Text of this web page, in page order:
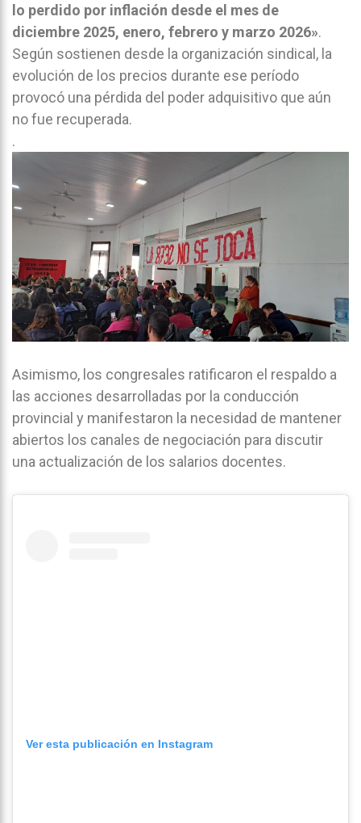
lo perdido por inflación desde el mes de
diciembre 2025, enero, febrero y marzo 2026».
Según sostienen desde la organización sindical, la
evolución de los precios durante ese período
provocó una pérdida del poder adquisitivo que aún
no fue recuperada.
.
Asimismo, los congresales ratificaron el respaldo a
las acciones desarrolladas por la conducción
provincial y manifestaron la necesidad de mantener
abiertos los canales de negociación para discutir
una actualización de los salarios docentes.
Ver esta publicación en Instagram